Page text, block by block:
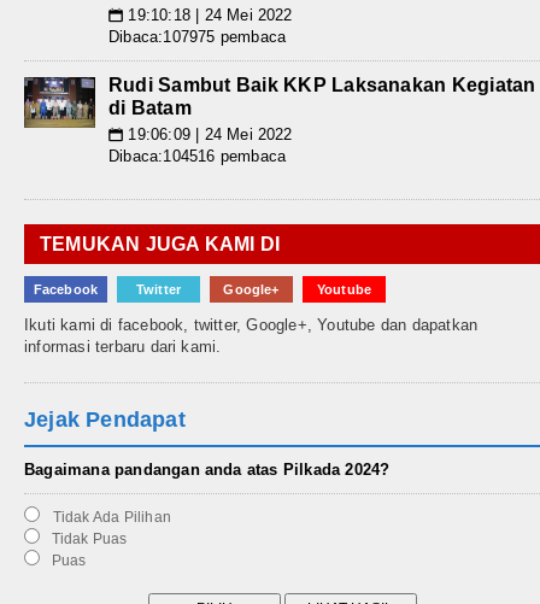
📅 19:10:18 | 24 Mei 2022
Dibaca:107975 pembaca
Rudi Sambut Baik KKP Laksanakan Kegiatan
di Batam
📅 19:06:09 | 24 Mei 2022
Dibaca:104516 pembaca
TEMUKAN JUGA KAMI DI
Facebook Twitter Google+ Youtube
Ikuti kami di facebook, twitter, Google+, Youtube dan dapatkan
informasi terbaru dari kami.
Jejak Pendapat
Bagaimana pandangan anda atas Pilkada 2024?
Tidak Ada Pilihan
Tidak Puas
Puas